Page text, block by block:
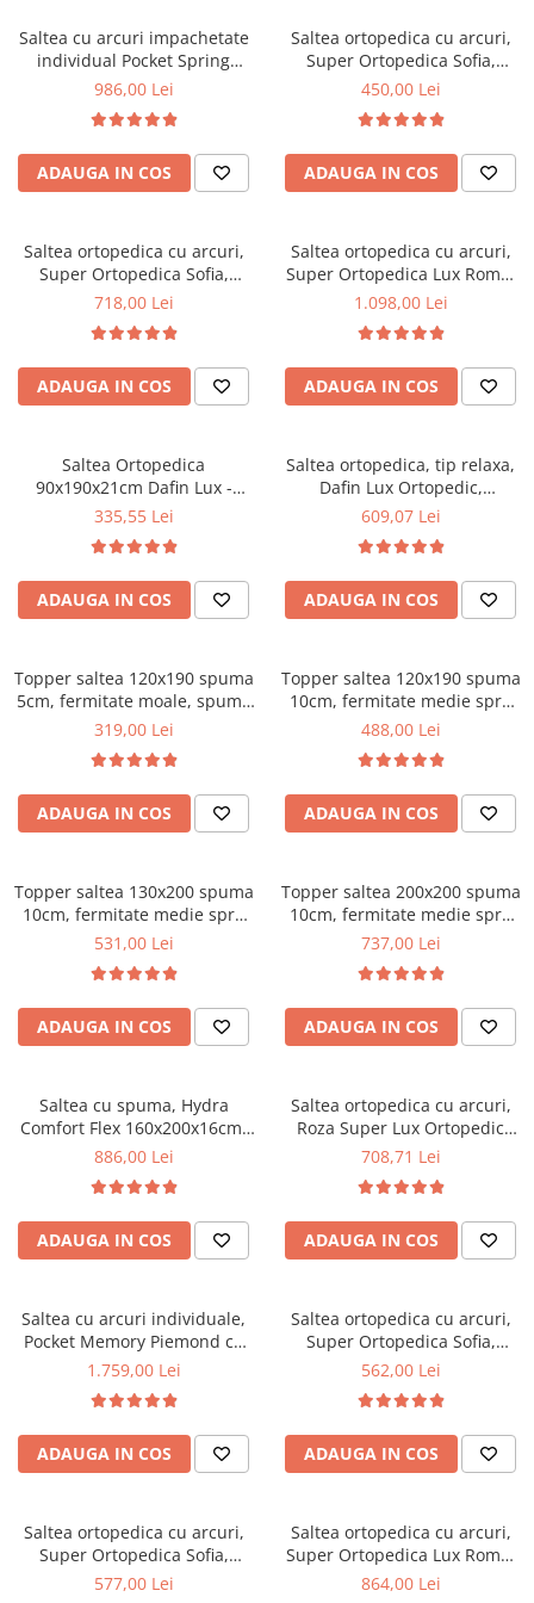
Top saltele 10 cm
Top saltele memory 5 cm
Top saltele MemoHR 6.5 cm
Saltele ieftine
Saltele cu plasa de arcuri
Saltele cu spuma
Mobilier bucatarie
Mese bucatarie
Scaune pentru bucatarie
Mobila bucatarie
Seturi mese si scaune bucatarie
Mobila hol
Suporturi si rafturi pantofi
Portmantouri
Pantofare
Seturi mobilier hol
Stender haine
Etajere
Cuiere
Mobilier gradinita
Scaune gradinita
Set mese si scaune gradinita
Mobila camera copii
Scaune birou pentru copii
Saltele patuturi copii
Masa si scaune gradinita
Saltea cu arcuri impachetate
individual Pocket Spring
Milano, 140x200x24cm, cu
sistem de aerisire perimetral,
Saltex
986,00 Lei
ADAUGA IN COS
Saltea ortopedica cu arcuri,
Super Ortopedica Sofia,
100x200x20cm, fermitate
fata vara-iarna, sistem
aerisire cu butoni, Saltex
450,00 Lei
ADAUGA IN COS
Saltea ortopedica cu arcuri,
Super Ortopedica Sofia,
160x200x20cm, fermitate
fata vara-iarna, sistem
aerisire cu butoni, Saltex
718,00 Lei
ADAUGA IN COS
Saltea ortopedica cu arcuri,
Super Ortopedica Lux Roma,
180x200x23cm, fermitate tare,
vara-iarna, sistem aerisire
perimetral, Saltex
1.098,00 Lei
ADAUGA IN COS
Saltea Ortopedica
90x190x21cm Dafin Lux -
Arcuri Bonell, Fermitate
335,55 Lei
ADAUGA IN COS
Saltea ortopedica, tip relaxa,
Dafin Lux Ortopedic,
140x200x21cm, fermitate
Bonell, fata vara-iarna, sistem
de aerisire cu butoni, Salt
Confort
609,07 Lei
ADAUGA IN COS
Topper saltea 120x190 spuma
5cm, fermitate moale, spuma
poliuretanica, husa fixa
319,00 Lei
ADAUGA IN COS
Topper saltea 120x190 spuma
10cm, fermitate medie spre
tare, spuma poliuretanica,
microfibra, Saltsib
488,00 Lei
ADAUGA IN COS
Topper saltea 130x200 spuma
10cm, fermitate medie spre
tare, spuma poliuretanica,
microfibra, Saltsib
531,00 Lei
ADAUGA IN COS
Topper saltea 200x200 spuma
10cm, fermitate medie spre
tare, spuma poliuretanica,
microfibra, Saltsib
737,00 Lei
ADAUGA IN COS
Saltea cu spuma, Hydra
Comfort Flex 160x200x16cm,
fermitate mediu spre tare,
detasabila, Saltsib
886,00 Lei
ADAUGA IN COS
Saltea ortopedica cu arcuri,
Roza Super Lux Ortopedic
125x190x25cm, fermitate
arcuri Bonell,reversibila,
banda de aerisire spaceair,
greutate maxima sustinuta
100 kg/utilizator, Salt Confort
708,71 Lei
ADAUGA IN COS
Saltea cu arcuri individuale,
Pocket Memory Piemond cu
topper, 160x200x32cm,
memory foam 2,5 cm, husa
matlasata, sistem de aerisire
perimetral, greutate maxima
sustinuta 100 kg/utilizator,
1.759,00 Lei
ADAUGA IN COS
Saltea ortopedica cu arcuri,
Super Ortopedica Sofia,
130x200x20cm, fermitate
fata vara-iarna, sistem
aerisire cu butoni, Saltex
562,00 Lei
ADAUGA IN COS
Saltea ortopedica cu arcuri,
Super Ortopedica Sofia,
135x200x20cm, fermitate
577,00 Lei
Saltea ortopedica cu arcuri,
Super Ortopedica Lux Roma,
140x200x23cm, fermitate tare,
864,00 Lei